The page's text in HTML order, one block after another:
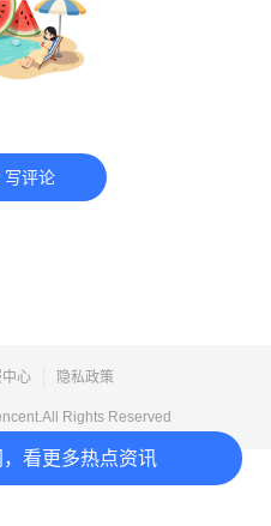
看更多热点资讯
写评论
心 隐私政策
Rights Reserved